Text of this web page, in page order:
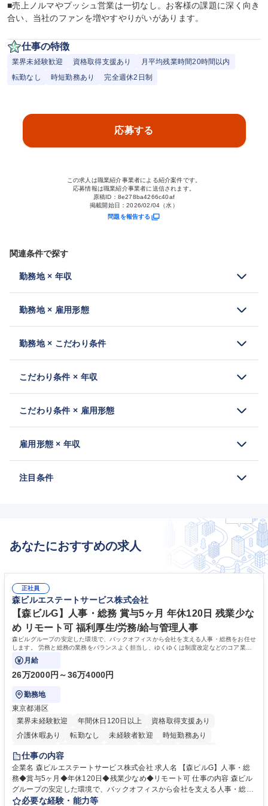
■売上ノルマやプッシュ営業は一切なし。お客様の課題に深く向き
合い、当社のファンを増やすやりがいがあります。
仕事の特徴
業界未経験歓迎 資格取得支援あり
月平均残業時間20時間以内
転勤なし
時短勤務あり 完全週休2日制
応募する
この求人は職業紹介事業者による紹介案件です。
応募情報は職業紹介事業者に送信されます。
原稿ID： 8e278ba4266c40af
掲載開始日：2026/02/04（水）
問題を報告する
関連条件で探す
勤務地 × 年収
勤務地 × 雇用形態
勤務地 × こだわり条件
こだわり条件 × 年収
こだわり条件 × 雇用形態
雇用形態 × 年収
注目条件
あなたにおすすめの求人
正社員
森ビルエステートサービス株式会社
【森ビルG】人事・総務 賞与5ヶ月 年休120日 残業少な
め リモート可 福利厚生/労務/給与管理人事
森ビルグループの安定した環境で、バックオフィスから会社を支える人事・総務をお任せ
します。 労務と総務の業務をバランスよく担当し、ゆくゆくは制度改定などのコア業務
にも挑戦できる、やりがいある環境です。
月給
26万2000円～36万4000円
勤務地
東京都港区
業界未経験歓迎
年間休日120日以上
資格取得支援あり
介護休暇あり
転勤なし 未経験者歓迎
時短勤務あり
経験者歓迎
完全週休2日制
交通費支給 長期歓迎 駅近5分以内 土日祝休み
仕事の内容
企業名 森ビルエステートサービス株式会社 求人名 【森ビルG】人事・総
務◆賞与5ヶ月◆年休120日◆残業少なめ◆リモート可 仕事の内容 森ビル
グループの安定した環境で、バックオフィスから会社を支える人事・総務
をお任せします。 労務と総務の業務をバランスよく担当し、ゆくゆくは制
必要な経験・能力等